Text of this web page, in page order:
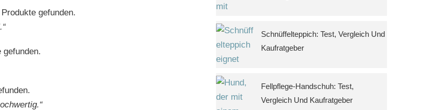
gefunden.
gefunden.
Schnüffelteppich: Test, Vergleich Und
Kaufratgeber
Fellpflege-Handschuh: Test,
Vergleich Und Kaufratgeber